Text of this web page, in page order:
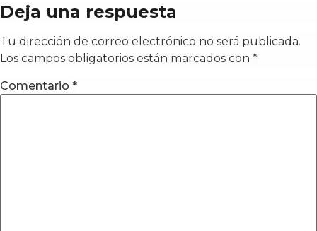
Deja una respuesta
Tu dirección de correo electrónico no será publicada.
Los campos obligatorios están marcados con *
Comentario *